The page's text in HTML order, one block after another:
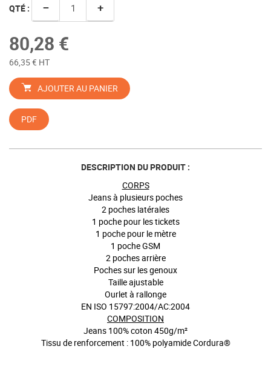
QTÉ : − +
80,28 €
66,35 € HT
AJOUTER AU PANIER
PDF
DESCRIPTION DU PRODUIT :
CORPS
Jeans à plusieurs poches
2 poches latérales
1 poche pour les tickets
1 poche pour le mètre
1 poche GSM
2 poches arrière
Poches sur les genoux
Taille ajustable
Ourlet à rallonge
EN ISO 15797:2004/AC:2004
COMPOSITION
Jeans 100% coton 450g/m²
Tissu de renforcement : 100% polyamide Cordura®